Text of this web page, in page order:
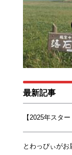
最新記事
【2025年スタ
とわっぴぃが